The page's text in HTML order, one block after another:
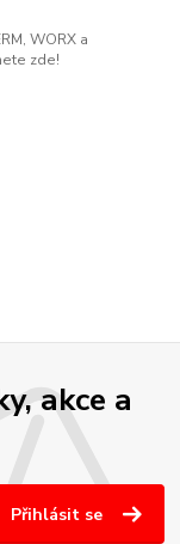
WORX a
zde!
akce a
Přihlásit se